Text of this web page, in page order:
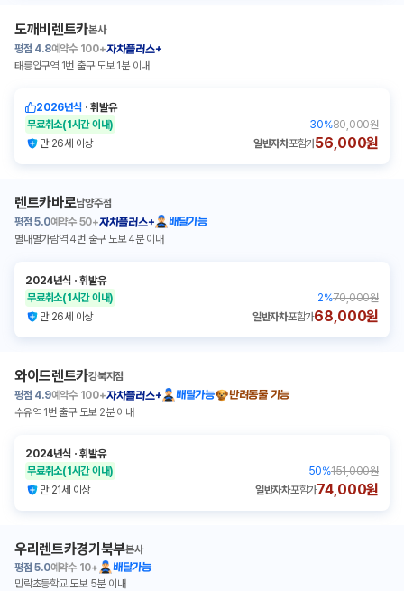
도깨비렌트카본사
평점 4.8예약수 100+자차플러스+
태릉입구역 1번 출구 도보 1분 이내
2026년식 ㆍ휘발유
무료취소(1시간 이내) 30%80,000원
만 26세 이상
일반자차포함가56,000원
렌트카바로남양주점
평점 5.0예약수 50+자차플러스+
배달가능
별내별가람역 4번 출구 도보 4분 이내
2024년식 ㆍ휘발유
무료취소(1시간 이내) 2%70,000원
만 26세 이상
일반자차포함가68,000원
와이드렌트카강북지점
평점 4.9예약수 100+자차플러스+ 배달가능
반려동물 가능
수유역 1번 출구 도보 2분 이내
2024년식 ㆍ휘발유
무료취소(1시간 이내) 50%151,000원
만 21세 이상
일반자차포함가74,000원
우리렌트카경기북부본사
평점 5.0예약수 10+
배달가능
민락초등학교 도보 5분 이내